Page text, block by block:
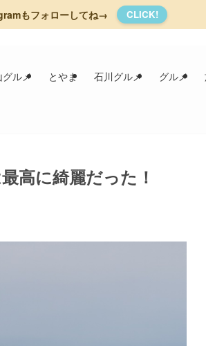
もフォローしてね→ CLICK!
ルメ とやま 石川グルメ グルメ
高に綺麗だった！